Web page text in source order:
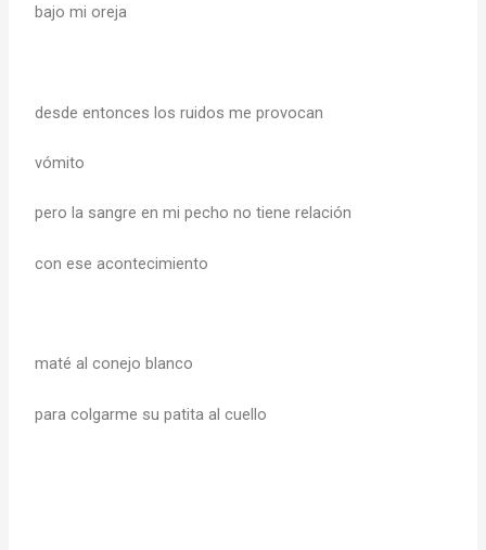
bajo mi oreja
desde entonces los ruidos me provocan
vómito
pero la sangre en mi pecho no tiene relación
con ese acontecimiento
maté al conejo blanco
para colgarme su patita al cuello